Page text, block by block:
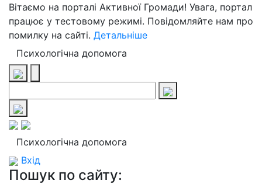
Вітаємо на порталі Активної Громади! Увага, портал
працює у тестовому режимі. Повідомляйте нам про
помилку на сайті. Детальніше
Психологічна допомога
Психологічна допомога
Вхід
Пошук по сайту: